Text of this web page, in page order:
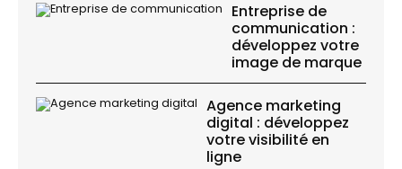
Entreprise de
communication :
développez votre
image de marque
Agence marketing
digital : développez
votre visibilité en
ligne